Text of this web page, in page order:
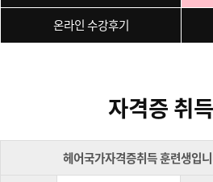
온라인 수강후기
자격증 취
헤어국가자격증취득 훈련생입